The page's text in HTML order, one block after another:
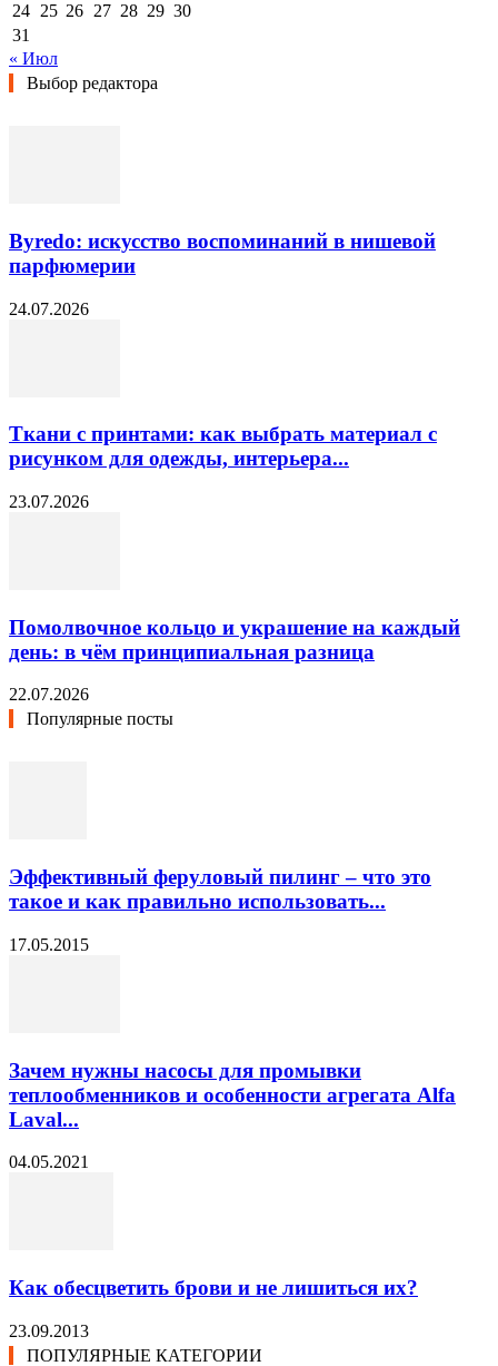
24 25 26 27 28 29 30
31
« Июл
Выбор редактора
Byredo: искусство воспоминаний в нишевой
парфюмерии
24.07.2026
Ткани с принтами: как выбрать материал с
рисунком для одежды, интерьера...
23.07.2026
Помолвочное кольцо и украшение на каждый
день: в чём принципиальная разница
22.07.2026
Популярные посты
Эффективный феруловый пилинг – что это
такое и как правильно использовать...
17.05.2015
Зачем нужны насосы для промывки
теплообменников и особенности агрегата Alfa
Laval...
04.05.2021
Как обесцветить брови и не лишиться их?
23.09.2013
ПОПУЛЯРНЫЕ КАТЕГОРИИ